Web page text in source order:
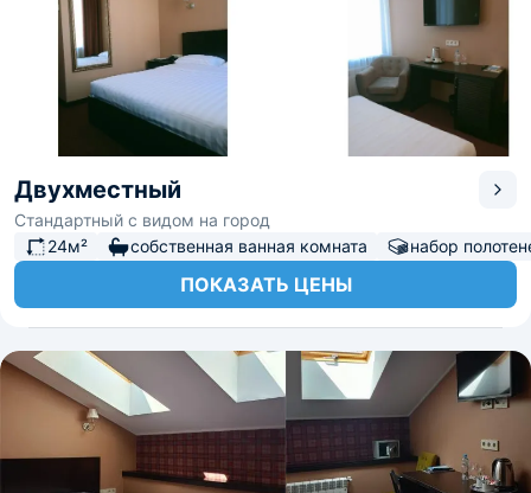
Двухместный
Стандартный с видом на город
24м²
собственная ванная комната набор
ПОКАЗАТЬ ЦЕНЫ